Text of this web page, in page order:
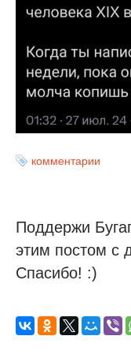
комментарии
Поддержи
этим постом с
Спасибо! :)